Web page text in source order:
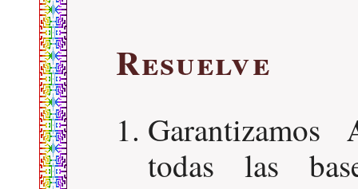
Resuelve
Garantizamos
todas las